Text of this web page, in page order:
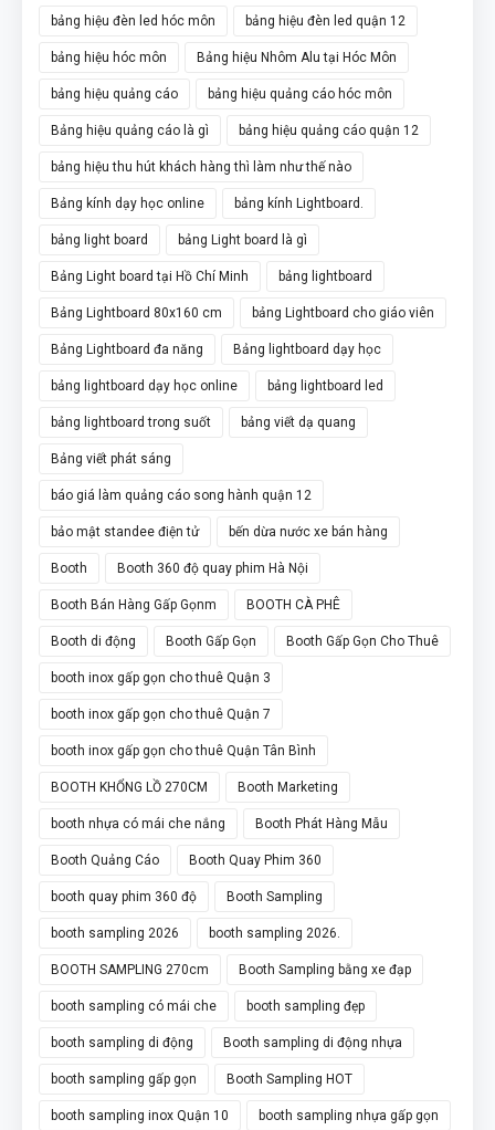
bảng hiệu đèn led hóc môn bảng hiệu đèn led quận 12
bảng hiệu hóc môn Bảng hiệu Nhôm Alu tại Hóc Môn
bảng hiệu quảng cáo bảng hiệu quảng cáo hóc môn
Bảng hiệu quảng cáo là gì bảng hiệu quảng cáo quận 12
bảng hiệu thu hút khách hàng thì làm như thế nào
Bảng kính dạy học online bảng kính Lightboard.
bảng light board bảng Light board là gì
Bảng Light board tại Hồ Chí Minh bảng lightboard
Bảng Lightboard 80x160 cm bảng Lightboard cho giáo viên
Bảng Lightboard đa năng Bảng lightboard dạy học
bảng lightboard dạy học online bảng lightboard led
bảng lightboard trong suốt bảng viết dạ quang
Bảng viết phát sáng
báo giá làm quảng cáo song hành quận 12
bảo mật standee điện tử bến dừa nước xe bán hàng
Booth Booth 360 độ quay phim Hà Nội
Booth Bán Hàng Gấp Gọnm BOOTH CÀ PHÊ
Booth di động Booth Gấp Gọn Booth Gấp Gọn Cho Thuê
booth inox gấp gọn cho thuê Quận 3
booth inox gấp gọn cho thuê Quận 7
booth inox gấp gọn cho thuê Quận Tân Bình
BOOTH KHỔNG LỒ 270CM Booth Marketing
booth nhựa có mái che nắng Booth Phát Hàng Mẫu
Booth Quảng Cáo Booth Quay Phim 360
booth quay phim 360 độ Booth Sampling
booth sampling 2026 booth sampling 2026.
BOOTH SAMPLING 270cm Booth Sampling bằng xe đạp
booth sampling có mái che booth sampling đẹp
booth sampling di động Booth sampling di động nhựa
booth sampling gấp gọn Booth Sampling HOT
booth sampling inox Quận 10 booth sampling nhựa gấp gọn